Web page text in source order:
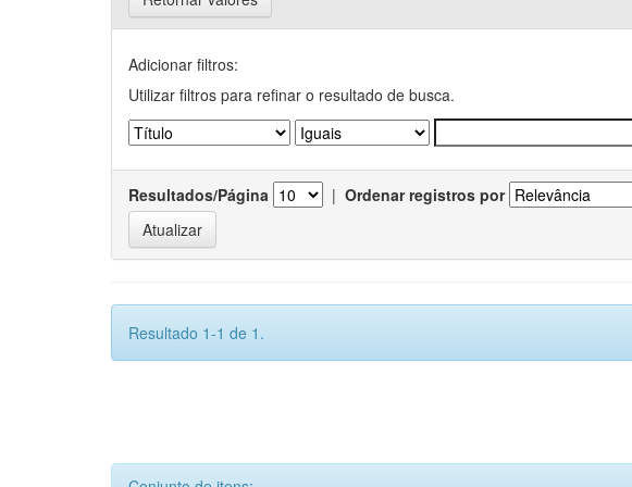
Adicionar filtros:
Utilizar filtros para refinar o resultado de busca.
Resultados/Página | Ordenar registros por
Resultado 1-1 de 1.